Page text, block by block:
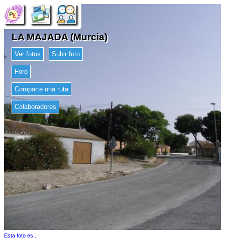
LA MAJADA (Murcia)
Ver fotos Subir foto
Foro
Comparte una ruta
Colaboradores
Esta foto es...